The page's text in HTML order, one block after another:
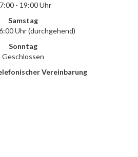
- 19:00 Uhr
Samstag
Uhr (durchgehend)
Sonntag
Geschlossen
Vereinbarung